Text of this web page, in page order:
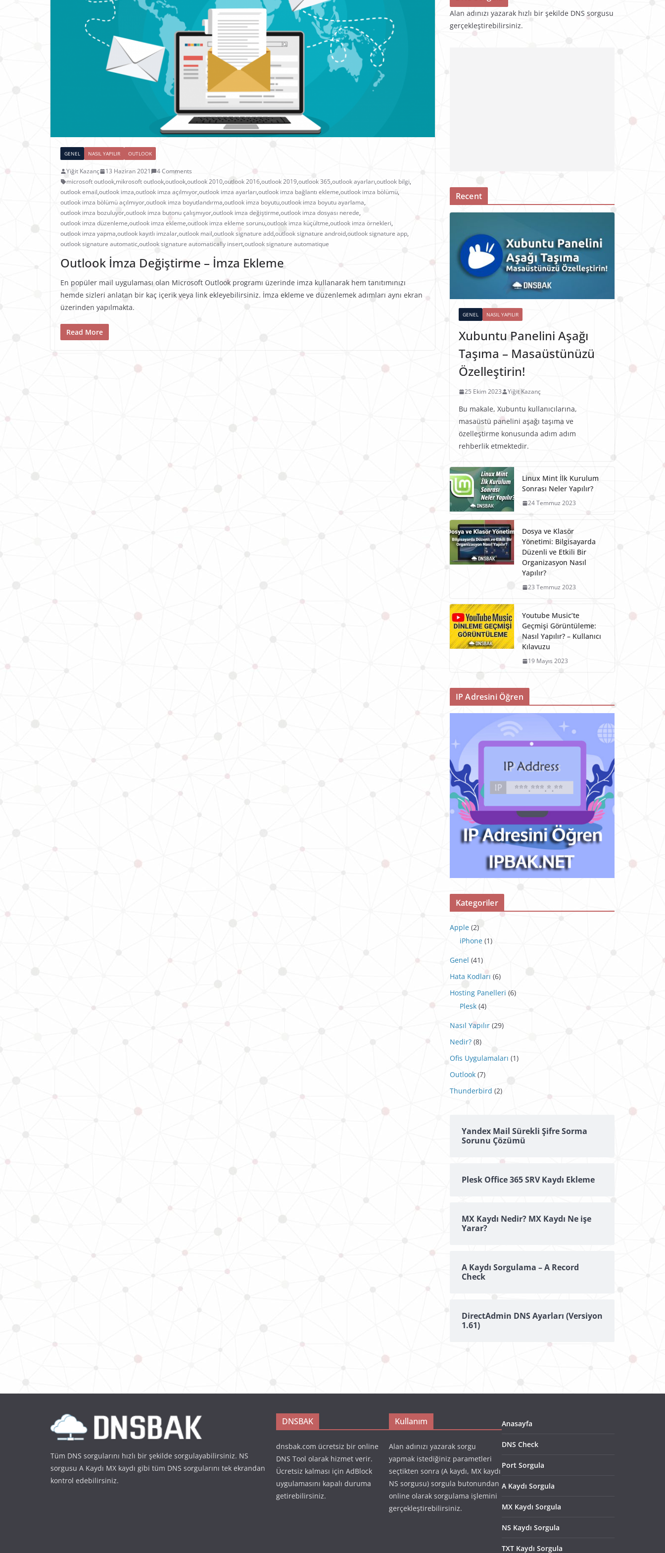
GENEL NASIL YAPILIR OUTLOOK
Yiğit Kazanç 13 Haziran 2021
4 Comments
microsoft outlook,mikrosoft outlook,outlook,outlook 2010,outlook 2016,outlook 2019,outlook 365,outlook ayarları,outlook bilgi,
outlook email,outlook imza,outlook imza açılmıyor,outlook imza ayarları,outlook imza bağlantı ekleme,outlook imza bölümü,
outlook imza bölümü açılmıyor,outlook imza boyutlandırma,outlook imza boyutu,outlook imza boyutu ayarlama,
outlook imza bozuluyor,outlook imza butonu çalışmıyor,outlook imza değiştirme,outlook imza dosyası nerede,
outlook imza düzenleme,outlook imza ekleme,outlook imza ekleme sorunu,outlook imza küçültme,outlook imza örnekleri,
outlook imza yapma,outlook kayıtlı imzalar,outlook mail,outlook signature add,outlook signature android,outlook signature app,
outlook signature automatic,outlook signature automatically insert,outlook signature automatique
Outlook İmza Değiştirme – İmza Ekleme
En popüler mail uygulaması olan Microsoft Outlook programı üzerinde imza kullanarak hem tanıtımınızı
hemde sizleri anlatan bir kaç içerik veya link ekleyebilirsiniz. İmza ekleme ve düzenlemek adımları aynı ekran
üzerinden yapılmakta.
Read More
Alan adınızı yazarak hızlı bir şekilde DNS sorgusu
gerçekleştirebilirsiniz.
Recent
GENEL NASIL YAPILIR
Xubuntu Panelini Aşağı
Taşıma – Masaüstünüzü
Özelleştirin!
25 Ekim 2023 Yiğit Kazanç
Bu makale, Xubuntu kullanıcılarına,
masaüstü panelini aşağı taşıma ve
özelleştirme konusunda adım adım
rehberlik etmektedir.
Linux Mint İlk Kurulum
Sonrası Neler Yapılır?
24 Temmuz 2023
Dosya ve Klasör
Yönetimi: Bilgisayarda
Düzenli ve Etkili Bir
Organizasyon Nasıl
Yapılır?
23 Temmuz 2023
Youtube Music’te
Geçmişi Görüntüleme:
Nasıl Yapılır? – Kullanıcı
Kılavuzu
19 Mayıs 2023
IP Adresini Öğren
Kategoriler
Apple (2)
iPhone (1)
Genel (41)
Hata Kodları (6)
Hosting Panelleri (6)
Plesk (4)
Nasıl Yapılır (29)
Nedir? (8)
Ofis Uygulamaları (1)
Outlook (7)
Thunderbird (2)
Yandex Mail Sürekli Şifre Sorma
Sorunu Çözümü
Plesk Office 365 SRV Kaydı Ekleme
MX Kaydı Nedir? MX Kaydı Ne işe
Yarar?
A Kaydı Sorgulama – A Record
Check
DirectAdmin DNS Ayarları (Versiyon
1.61)
Tüm DNS sorgularını hızlı bir şekilde sorgulayabilirsiniz. NS
sorgusu A Kaydı MX kaydı gibi tüm DNS sorgularını tek ekrandan
kontrol edebilirsiniz.
DNSBAK
dnsbak.com ücretsiz bir online
DNS Tool olarak hizmet verir.
Ücretsiz kalması için AdBlock
uygulamasını kapalı duruma
getirebilirsiniz.
Kullanım
Alan adınızı yazarak sorgu
yapmak istediğiniz parametleri
seçtikten sonra (A kaydı, MX kaydı
NS sorgusu) sorgula butonundan
online olarak sorgulama işlemini
gerçekleştirebilirsiniz.
Anasayfa
DNS Check
Port Sorgula
A Kaydı Sorgula
MX Kaydı Sorgula
NS Kaydı Sorgula
TXT Kaydı Sorgula